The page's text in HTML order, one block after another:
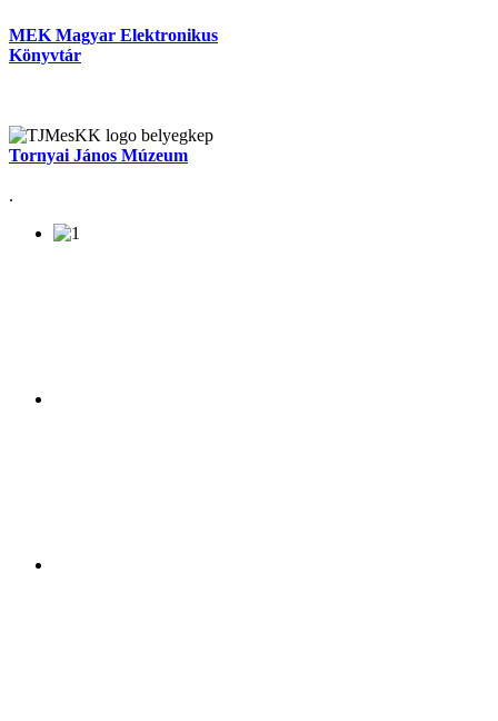
MEK Magyar Elektronikus
Könyvtár
Tornyai János Múzeum
.